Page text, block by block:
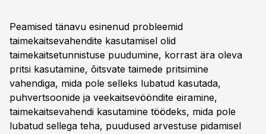
Peamised tänavu esinenud probleemid
taimekaitsevahendite kasutamisel olid
taimekaitsetunnistuse puudumine, korrast ära oleva
pritsi kasutamine, õitsvate taimede pritsimine
vahendiga, mida pole selleks lubatud kasutada,
puhvertsoonide ja veekaitsevööndite eiramine,
taimekaitsevahendi kasutamine töödeks, mida pole
lubatud sellega teha, puudused arvestuse pidamisel